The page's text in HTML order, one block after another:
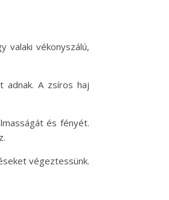
valaki vékonyszálú,
adnak. A zsíros haj
és fényét.
végeztessünk.